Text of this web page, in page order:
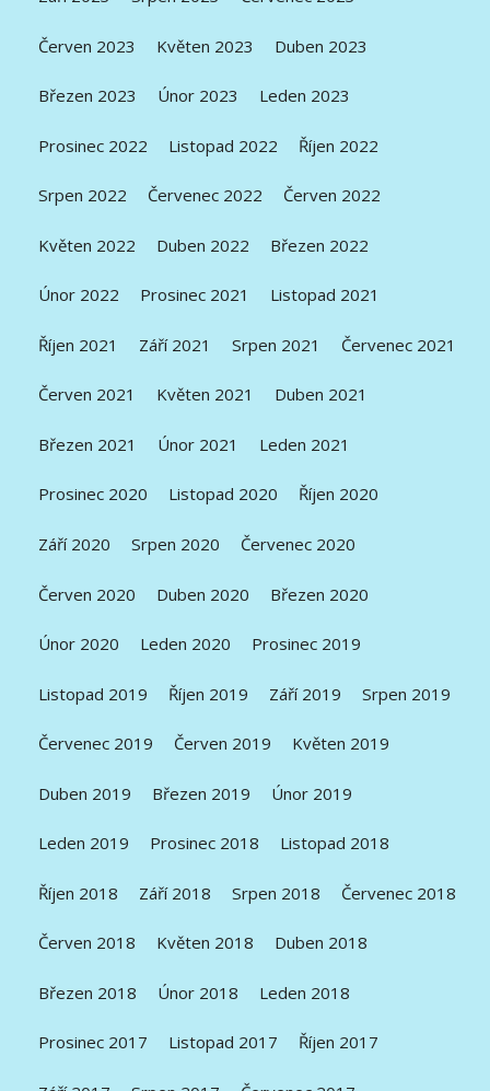
Červen 2023 Květen 2023 Duben 2023
Březen 2023 Únor 2023 Leden 2023
Prosinec 2022 Listopad 2022 Říjen 2022
Srpen 2022 Červenec 2022 Červen 2022
Květen 2022 Duben 2022 Březen 2022
Únor 2022 Prosinec 2021 Listopad 2021
Říjen 2021 Září 2021 Srpen 2021 Červenec 2021
Červen 2021 Květen 2021 Duben 2021
Březen 2021 Únor 2021 Leden 2021
Prosinec 2020 Listopad 2020 Říjen 2020
Září 2020 Srpen 2020 Červenec 2020
Červen 2020 Duben 2020 Březen 2020
Únor 2020 Leden 2020 Prosinec 2019
Listopad 2019 Říjen 2019 Září 2019 Srpen 2019
Červenec 2019 Červen 2019 Květen 2019
Duben 2019 Březen 2019 Únor 2019
Leden 2019 Prosinec 2018 Listopad 2018
Říjen 2018 Září 2018 Srpen 2018 Červenec 2018
Červen 2018 Květen 2018 Duben 2018
Březen 2018 Únor 2018 Leden 2018
Prosinec 2017 Listopad 2017 Říjen 2017